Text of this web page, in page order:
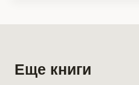
Еще книги